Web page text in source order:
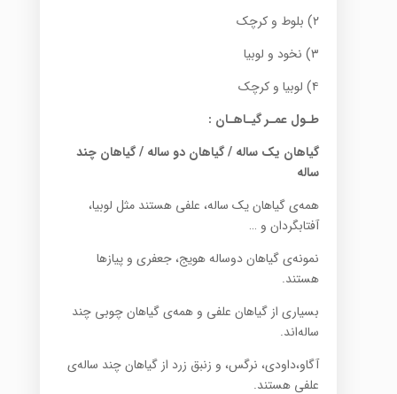
۲) بلوط و کرچک
۳) نخود و لوبیا
۴) لوبیا و کرچک
طـول عمـر گیـاهـان :
گیاهان یک ساله / گیاهان دو ساله / گیاهان چند
ساله
همه‌ی گیاهان یک ساله، علفی هستند مثل لوبیا،
آفتابگردان و …
نمونه‌ی گیاهان دوساله هویج، جعفری و پیازها
هستند.
بسیاری از گیاهان علفی و همه‌ی گیاهان چوبی چند
ساله‌اند.
آگاو،داودی، نرگس، و زنبق زرد از گیاهان چند ساله‌ی
علفی هستند.